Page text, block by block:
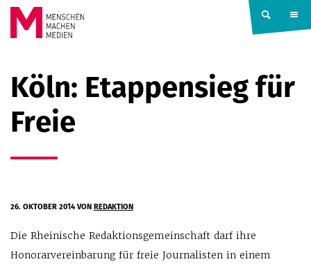
Springe zum Inhalt
MACHEN
MEDIEN
Köln: Etappensieg für
Freie
26. OKTOBER 2014VONREDAKTION
Die Rheinische Redaktionsgemeinschaft darf ihre
Honorarvereinbarung für freie Journalisten in einem